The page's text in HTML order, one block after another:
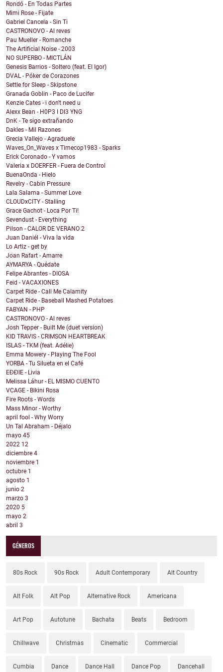
Rondó - En Todas Partes
Mimi Rose - Fijate
Gabriel Cancela - Sin Ti
CASTRONOVO - Al reves
Pau Mueller - Romanche
The Artificial Noise - 2003
NO SUPERBO - MICTLÁN
Genesis Barrios - Soltero (feat. El Igor)
DVAL - Póker de Corazones
Settle for Sleep - Skipstone
Granada Goblin - Paco de Lucifer
Kenzie Cates - i don't need u
Alexx Bean - H0P3 I DI3 YNG
DnK - Te sigo extrañando
Dakles - Mil Razones
Grecia Vallejo - Agraduele
Waves_On_Waves x Timecop1983 - Sparks
Erick Coronado - Y vamos
Valeria x DOERFER - Fuera de Control
BuenaOnda - Hielo
Revelry - Cabin Pressure
Lala Salama - Summer Love
CLOUDxCITY - Stalling
Grace Gachot - Loca Por Ti!
Sevendust - Everything
Pilson - CALOR DE VERANO 2
Juan Daniél - Viva la vida
Lo Artiz - get by
Joan Rafart - Amarre
AYMARYA - Quédate
Felipe Abrantes - DIOSA
Feid - VACAXIONES
Carpet Ride - Call Me Calamity
Carpet Ride - Baseball Mashed Potatoes
FABYAN - PHP
CASTRONOVO - Al reves
Josh Tepper - Built Me (duet version)
KID TRAVIS - CRIMSON HEARTBREAK
ISLAS - TKM (feat. Adélie)
Emma Mowery - Playing The Fool
YORBA - Tu Silueta en el Café
EĐĐIE - Livia
Melissa Láhur - EL MISMO CUENTO
VCAGE - Bikini Rosa
Fire Roots - Words
Mass Minor - Worthy
april fool - Why Worry
Un Tal Abraham - Déjalo
mayo 45
2022 12
diciembre 4
noviembre 1
octubre 1
agosto 1
junio 2
marzo 3
2020 5
mayo 2
abril 3
GÉNEROS
80s Rock 90s Rock Adult Contemporary Alt Country
Alt Folk Alt Pop Alternative Rock Americana
Art Pop Autotune Bachata Beats Bedroom
Chillwave Christmas Cinematic Commercial
Cumbia Dance Dance Hall Dance Pop Dancehall